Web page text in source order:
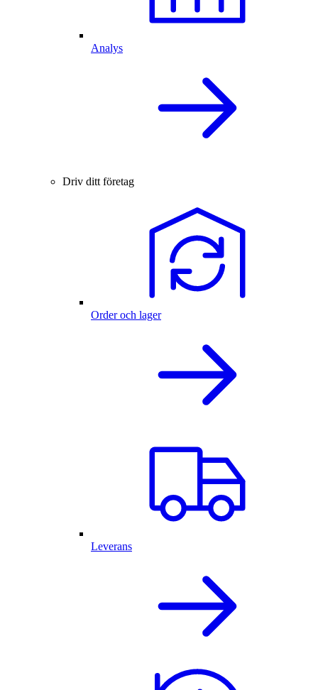
Analys
Driv ditt företag
Order och lager
Leverans